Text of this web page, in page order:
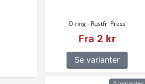
O-ring - Rustfri Press
Fra 2 kr
Se varianter